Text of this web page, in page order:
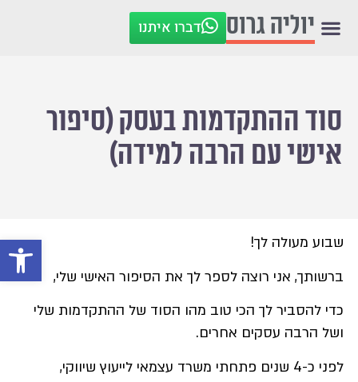
פתח
יוליה גרוס דברו איתנו
סוד ההתקדמות בעסק (סיפור
אישי עם הרבה למידה)
שבוע מעולה לך!
ברשותך, אני רוצה לספר לך את הסיפור האישי שלי,
כדי להסביר לך הכי טוב מהו הסוד של ההתקדמות שלי
ושל הרבה עסקים אחרים.
לפני כ-4 שנים פתחתי משרד עצמאי לייעוץ שיווקי,